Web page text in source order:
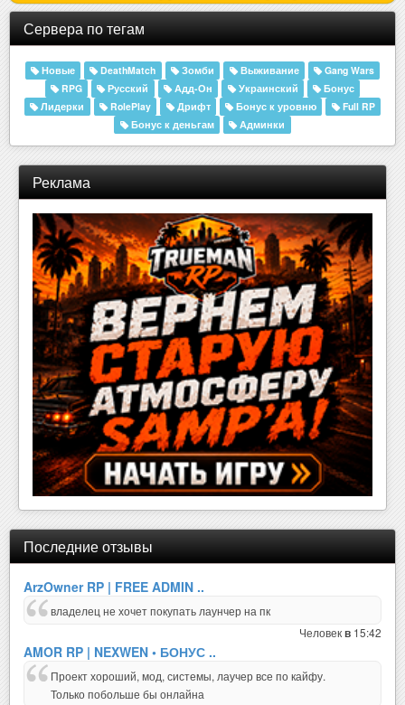
Сервера по тегам
Новые DeathMatch Зомби Выживание
Gang Wars
RPG
Русский Адд-Он Украинский
Бонус
Лидерки
RolePlay Дрифт Бонус к уровню
Full RP
Бонус к деньгам
Админки
Реклама
Последние отзывы
ArzOwner RP | FREE ADMIN ..
владелец не хочет покупать лаунчер на пк
Человекв 15:42
AMOR RP | NEXWEN • БОНУС ..
Проект хороший, мод, системы, лаучер все по кайфу.
Только побольше бы онлайна